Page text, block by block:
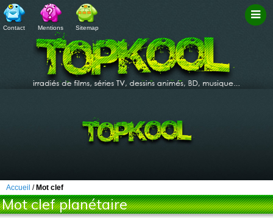
Contact Mentions Sitemap
Accueil / Mot clef
Mot clef planétaire